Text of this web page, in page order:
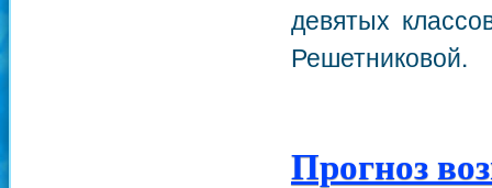
девятых
Решетниковой.
Прогноз